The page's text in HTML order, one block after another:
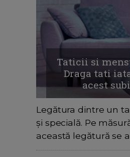
Taticii si
Draga tati
acest
Legătura dintre un
și specială. Pe
această legătură se